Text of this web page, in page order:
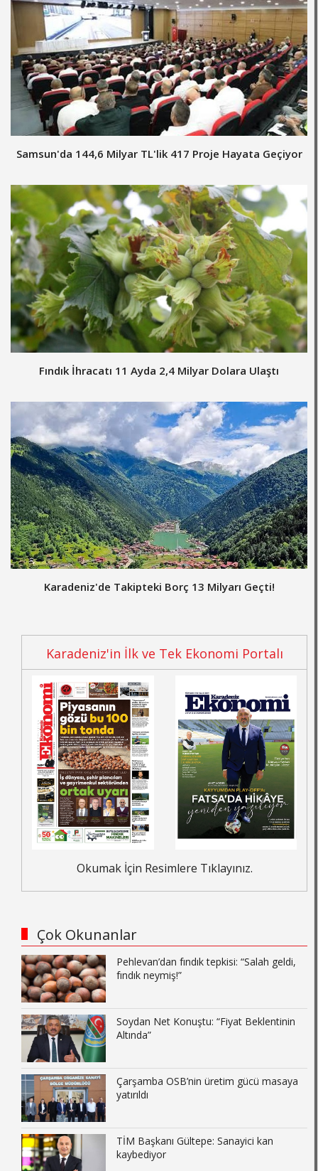
Samsun'da 144,6 Milyar TL'lik 417 Proje Hayata Geçiyor
Fındık İhracatı 11 Ayda 2,4 Milyar Dolara Ulaştı
Karadeniz'de Takipteki Borç 13 Milyarı Geçti!
Karadeniz'in İlk ve Tek Ekonomi Portalı
Okumak İçin Resimlere Tıklayınız.
Çok Okunanlar
Pehlevan’dan fındık tepkisi: “Salah geldi,
fındık neymiş!”
Soydan Net Konuştu: “Fiyat Beklentinin
Altında”
Çarşamba OSB’nin üretim gücü masaya
yatırıldı
TİM Başkanı Gültepe: Sanayici kan
kaybediyor